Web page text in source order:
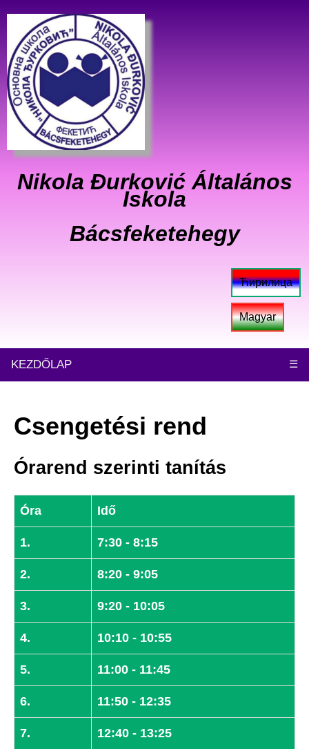
Nikola Đurković Általános
Iskola
Bácsfeketehegy
Ћирилица
Magyar
KEZDŐLAP ☰
Csengetési rend
Órarend szerinti tanítás
Óra Idő
1. 7:30 - 8:15
2. 8:20 - 9:05
3. 9:20 - 10:05
4. 10:10 - 10:55
5. 11:00 - 11:45
6. 11:50 - 12:35
7. 12:40 - 13:25